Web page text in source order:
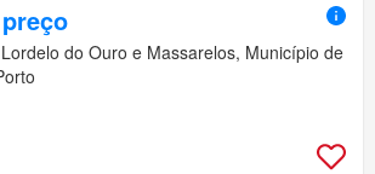
do Ouro e Massarelos, Município de